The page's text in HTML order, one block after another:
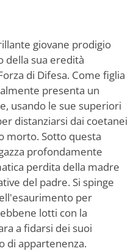
giovane prodigio
della sua eredità
di Difesa. Come figlia
presenta un
usando le sue superiori
distanziarsi dai coetanei
morto. Sotto questa
profondamente
perdita della madre
del padre. Si spinge
per
lotti con la
a fidarsi dei suoi
di appartenenza.